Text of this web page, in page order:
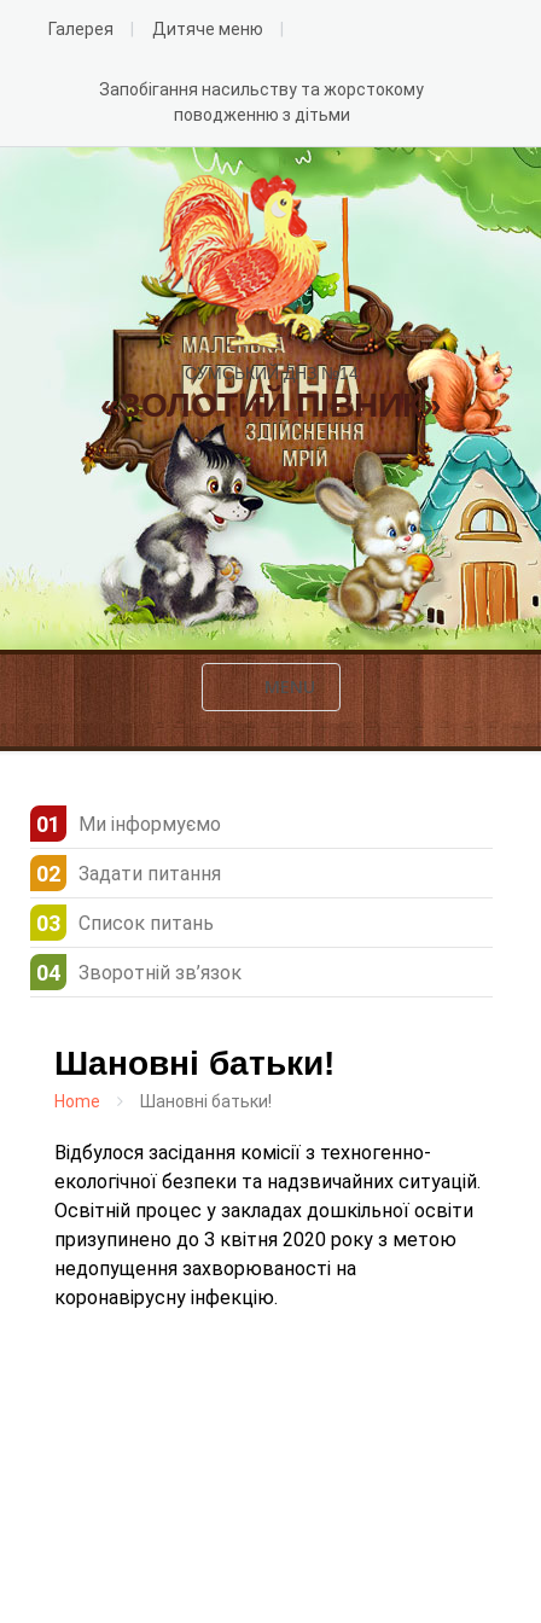
Галерея Дитяче меню
Запобігання насильству та жорстокому
поводженню з дітьми
СУМСЬКИЙ ДНЗ №14
«ЗОЛОТИЙ ПІВНИК»
MENU
Ми інформуємо
Задати питання
Список питань
Зворотній зв’язок
Шановні батьки!
Home Шановні батьки!
Відбулося засідання комісії з техногенно-
екологічної безпеки та надзвичайних ситуацій.
Освітній процес у закладах дошкільної освіти
призупинено до З квітня 2020 року з метою
недопущення захворюваності на
коронавірусну інфекцію.